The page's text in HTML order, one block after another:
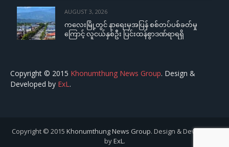
AUGUST 3, 2026
ကလေးမြို့တွင် နာရေးမှအပြန် စစ်တပ်ပစ်ခတ်မှု
ကြောင့် လူငယ်နှစ်ဦး ပြင်းထန်စွာဒဏ်ရာရရှိ
Copyright © 2015 Khonumthung News Group. Design &
Developed by ExL.
Copyright © 2015 Khonumthung News Group. Design & Developed
byExL.